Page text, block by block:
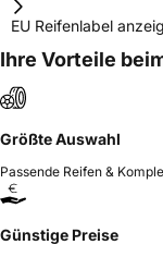
EU Reifenlabel
Ihre Vorteile
Größte Auswahl
Passende Reifen &
Günstige Preise